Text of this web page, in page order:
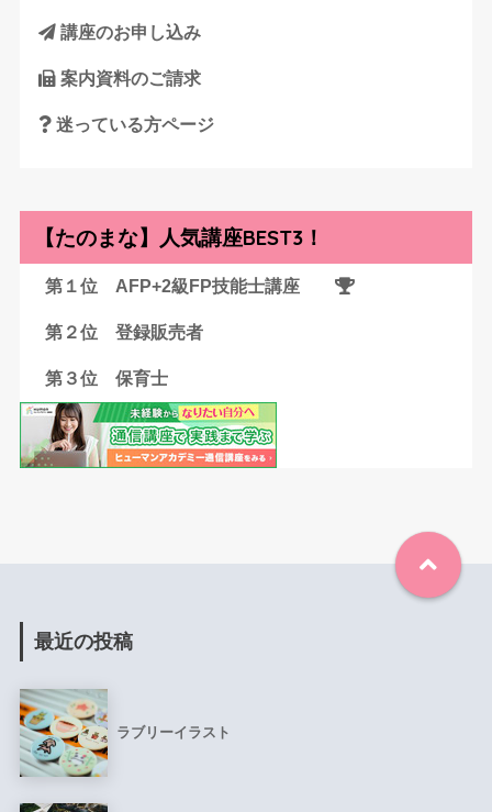
講座のお申し込み
案内資料のご請求
迷っている方ページ
【たのまな】人気講座BEST3！
第１位 AFP+2級FP技能士講座
第２位 登録販売者
第３位 保育士
最近の投稿
ラブリーイラスト